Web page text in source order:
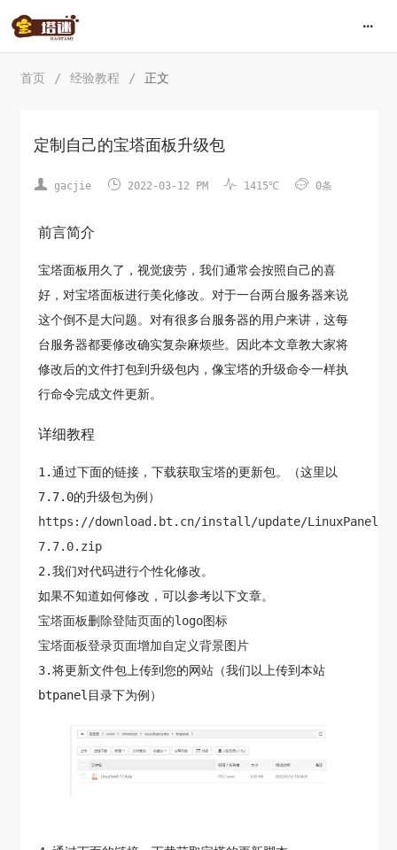
首页 / 经验教程 / 正文
定制自己的宝塔面板升级包
 gacjie  2022-03-12 PM  1415℃  0条
前言简介
宝塔面板用久了，视觉疲劳，我们通常会按照自己的喜
好，对宝塔面板进行美化修改。对于一台两台服务器来说
这个倒不是大问题。对有很多台服务器的用户来讲，这每
台服务器都要修改确实复杂麻烦些。因此本文章教大家将
修改后的文件打包到升级包内，像宝塔的升级命令一样执
行命令完成文件更新。
详细教程
1.通过下面的链接，下载获取宝塔的更新包。（这里以
7.7.0的升级包为例）
https://download.bt.cn/install/update/LinuxPanel-
7.7.0.zip
2.我们对代码进行个性化修改。
如果不知道如何修改，可以参考以下文章。
宝塔面板删除登陆页面的logo图标
宝塔面板登录页面增加自定义背景图片
3.将更新文件包上传到您的网站（我们以上传到本站
btpanel目录下为例）